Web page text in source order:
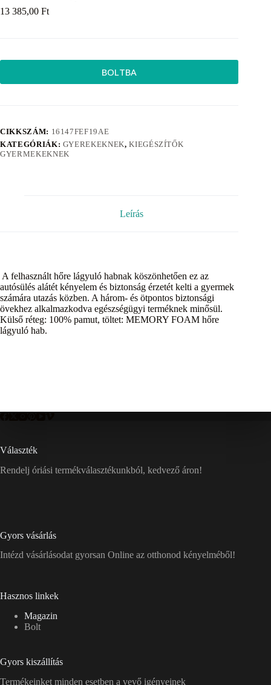
13 385,00 Ft
BOLTBA
CIKKSZÁM: 16147FEF19AE
KATEGÓRIÁK: GYEREKEKNEK,KIEGÉSZÍTŐK
GYERMEKEKNEK
Leírás
A felhasznált hőre lágyuló habnak köszönhetően ez az
autósülés alátét kényelem és biztonság érzetét kelti a gyermek
számára utazás közben. A három- és ötpontos biztonsági
övekhez alkalmazkodva egészségügyi terméknek minősül.
Külső réteg: 100% pamut, töltet: MEMORY FOAM hőre
lágyuló hab.
Választék
Rendelj óriási termékválasztékunkból, kedvező áron!
Gyors vásárlás
Intézd vásárlásodat gyorsan Online az otthonod kényelméből!
Hasznos linkek
Magazin
Bolt
Gyors kiszállítás
Termékeinket minden esetben a vevő igényeinek